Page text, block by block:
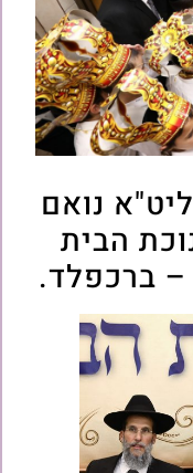
נואם
הבית
– ברכפלד.